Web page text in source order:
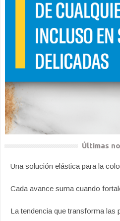
Últimas
Una solución elástica para la
Cada avance suma cuando
La tendencia que transforma las